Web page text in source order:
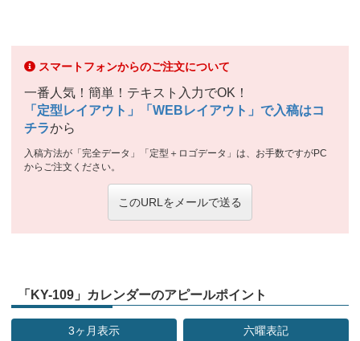
スマートフォンからのご注文について
一番人気！簡単！テキスト入力でOK！
「定型レイアウト」「WEBレイアウト」で入稿はコ
チラから
入稿方法が「完全データ」「定型＋ロゴデータ」は、お手数ですがPC
からご注文ください。
このURLをメールで送る
「KY-109」カレンダーのアピールポイント
3ヶ月表示 六曜表記